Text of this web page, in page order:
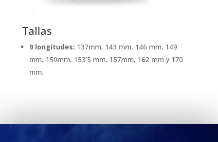
Tallas
9 longitudes: 137mm, 143 mm, 146 mm, 149
mm, 150mm, 153’5 mm, 157mm, 162 mm y 170
mm.